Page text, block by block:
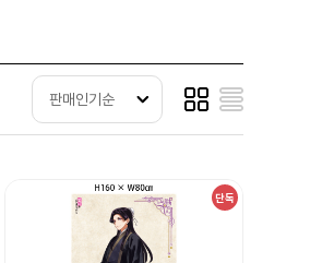
판매인기순
단독